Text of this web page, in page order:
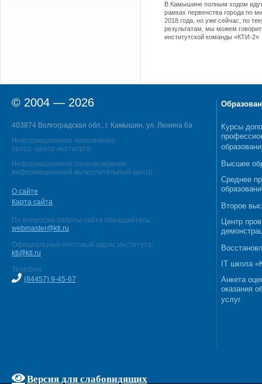
В Камышине полным ходом
рамках первенства города по
2018 года, но уже сейчас, по
результатам, мы можем
институтской команды «КТИ-2»
© 2004 — 2026
403874 Волгоградская обл., г. Камышин, ул. Ленина 6а
Информационное наполнение:
пресс–центр института
Информационное сопровождение:
информационный вычислительный центр
О сайте
Карта сайта
По вопросам работы сайта обращайтесь:
webmaster@kti.ru
Официальный почтовый адрес института:
kti@kti.ru
Телефон:
(84457) 9-45-67
Версия для слабовидящих
Курсы
Высшее
Среднее
Второе
Центр
IT школа
Анкета
оказания
услуг